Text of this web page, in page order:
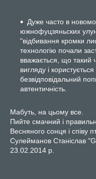
Дуже часто в
южнофуцзяньских
"відбивання кромки
технологію почали
вважається, що такий
вигляду і
безвідповідальний
автентичність.
Мабуть, на цьому все.
Пийте смачний і
Весняного сонця і співу
Сулейманов Станіслав
23.02.2014 р.